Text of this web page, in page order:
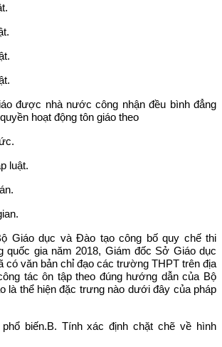
được nhà nước công nhận đều bình đẳng
hoạt động tôn giáo theo
luật.
Giáo dục và Đào tạo công bố quy chế thi
quốc gia năm 2018, Giám đốc Sở Giáo dục
có văn bản chỉ đạo các trường THPT trên địa
tác ôn tập theo đúng hướng dẫn của Bộ
là thể hiện đặc trưng nào dưới đây của pháp
biến.B. Tính xác định chặt chẽ về hình